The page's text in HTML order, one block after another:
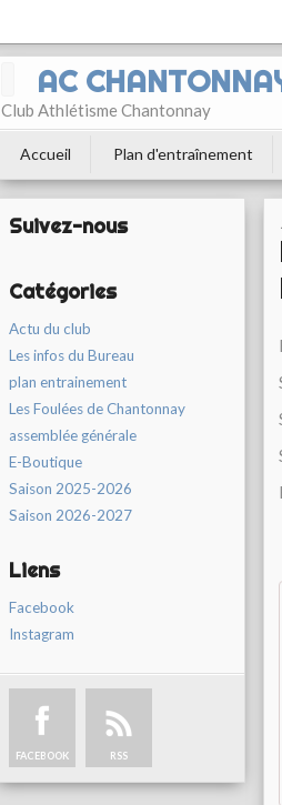
AC
Club Athlétisme Chantonnay
Accueil Plan d'entraînement
Suivez-nous
Catégories
Actu du club
Les infos du Bureau
plan entrainement
Les Foulées de Chantonnay
assemblée générale
E-Boutique
Saison 2025-2026
Saison 2026-2027
Liens
Facebook
Instagram
FACEBOOK RSS